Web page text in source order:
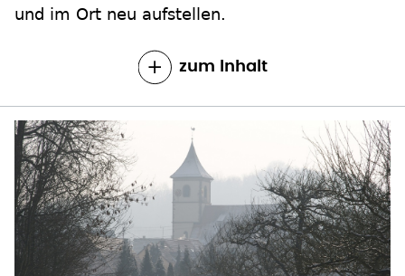
und im Ort neu aufstellen.
zum Inhalt